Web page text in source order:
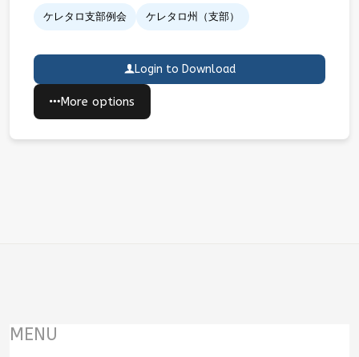
ケレタロ支部例会 ケレタロ州（支部）
Login to Download
More options
MENU